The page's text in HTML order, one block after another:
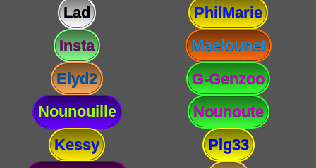
Lad
PhilMarie
Insta
Maelounet
Elyd2
G-Genzoo
Nounouille
Nounoute
Kessy
Plg33